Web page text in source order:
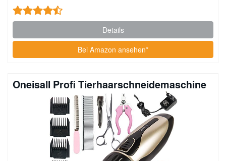
Details
Bei Amazon ansehen*
Oneisall Profi Tierhaarschneidemaschine